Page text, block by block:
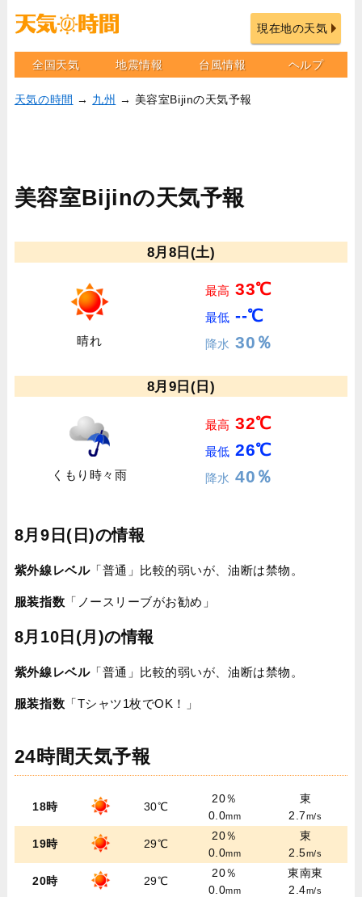
現在地の天気
全国天気 地震情報 台風情報 ヘルプ
天気の時間 → 九州 → 美容室Bijinの天気予報
美容室Bijinの天気予報
8月8日(土)
晴れ
最高 33℃
最低 --℃
降水 30％
8月9日(日)
くもり時々雨
最高 32℃
最低 26℃
降水 40％
8月9日(日)の情報
紫外線レベル「普通」比較的弱いが、油断は禁物。
服装指数 「ノースリーブがお勧め」
8月10日(月)の情報
紫外線レベル「普通」比較的弱いが、油断は禁物。
服装指数 「Tシャツ1枚でOK！」
24時間天気予報
18時 30℃
20％
0.0mm
東
2.7m/s
19時 29℃
20％
0.0mm
東
2.5m/s
20時 29℃
20％
0.0mm
東南東
2.4m/s